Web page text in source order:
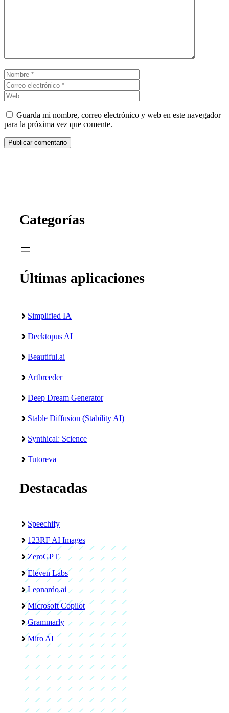
Nombre
electrónico
Guarda mi nombre, correo electrónico y web en este navegador
para la próxima vez que comente.
Categorías
Últimas aplicaciones
Simplified IA
Decktopus AI
Beautiful.ai
Artbreeder
Deep Dream Generator
Stable Diffusion (Stability AI)
Synthical: Science
Tutoreva
Destacadas
Speechify
123RF AI Images
ZeroGPT
Eleven Labs
Leonardo.ai
Microsoft Copilot
Grammarly
Miro AI